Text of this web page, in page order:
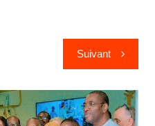
Suivant